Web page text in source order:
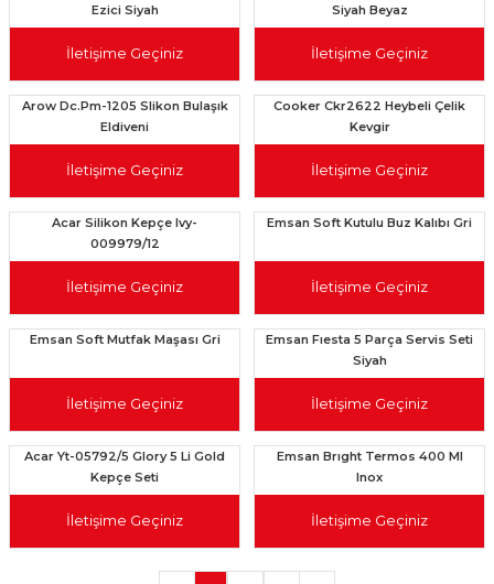
Ezici Siyah
İletişime Geçiniz
Siyah Beyaz
İletişime Geçiniz
Arow Dc.Pm-1205 Slikon Bulaşık
Eldiveni
İletişime Geçiniz
Cooker Ckr2622 Heybeli Çelik
Kevgir
İletişime Geçiniz
Acar Silikon Kepçe Ivy-
009979/12
İletişime Geçiniz
Emsan Soft Kutulu Buz Kalıbı Gri
İletişime Geçiniz
Emsan Soft Mutfak Maşası Gri
İletişime Geçiniz
Emsan Fıesta 5 Parça Servis Seti
Siyah
İletişime Geçiniz
Acar Yt-05792/5 Glory 5 Li Gold
Kepçe Seti
İletişime Geçiniz
Emsan Brıght Termos 400 Ml
Inox
İletişime Geçiniz